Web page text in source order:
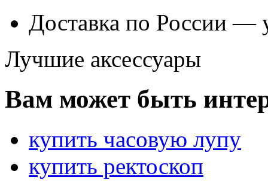
Доставка по России —
Лучшие аксессуары
Вам может быть
купить часовую лупу
купить ректоскоп